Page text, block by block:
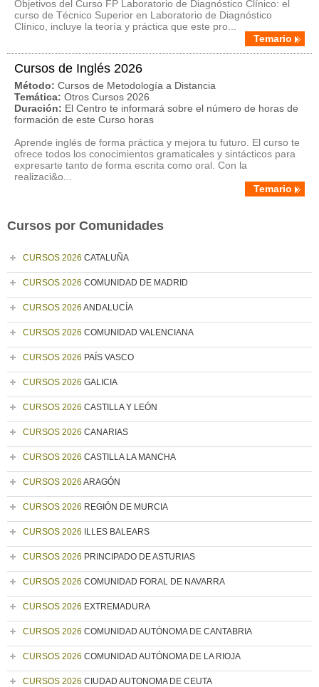
Objetivos del Curso FP Laboratorio de Diagnóstico Clínico: el
curso de Técnico Superior en Laboratorio de Diagnóstico
Clínico, incluye la teoría y práctica que este pro...
Temario
Cursos de Inglés 2026
Método: Cursos de Metodología a Distancia
Temática: Otros Cursos 2026
Duración: El Centro te informará sobre el número de horas de
formación de este Curso horas
Aprende inglés de forma práctica y mejora tu futuro. El curso te
ofrece todos los conocimientos gramaticales y sintácticos para
expresarte tanto de forma escrita como oral. Con la
realizaci&o...
Temario
Cursos por Comunidades
CURSOS 2026 CATALUÑA
CURSOS 2026 COMUNIDAD DE MADRID
CURSOS 2026 ANDALUCÍA
CURSOS 2026 COMUNIDAD VALENCIANA
CURSOS 2026 PAÍS VASCO
CURSOS 2026 GALICIA
CURSOS 2026 CASTILLA Y LEÓN
CURSOS 2026 CANARIAS
CURSOS 2026 CASTILLA LA MANCHA
CURSOS 2026 ARAGÓN
CURSOS 2026 REGIÓN DE MURCIA
CURSOS 2026 ILLES BALEARS
CURSOS 2026 PRINCIPADO DE ASTURIAS
CURSOS 2026 COMUNIDAD FORAL DE NAVARRA
CURSOS 2026 EXTREMADURA
CURSOS 2026 COMUNIDAD AUTÓNOMA DE CANTABRIA
CURSOS 2026 COMUNIDAD AUTÓNOMA DE LA RIOJA
CURSOS 2026 CIUDAD AUTONOMA DE CEUTA